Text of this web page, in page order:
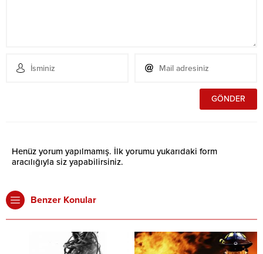
Henüz yorum yapılmamış. İlk yorumu yukarıdaki form
aracılığıyla siz yapabilirsiniz.
Benzer Konular